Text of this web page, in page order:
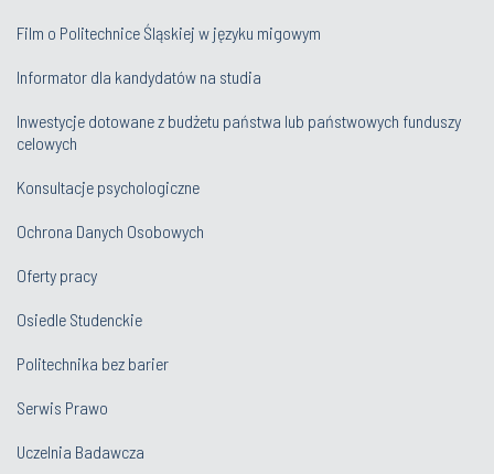
Film o Politechnice Śląskiej w języku migowym
Informator dla kandydatów na studia
Inwestycje dotowane z budżetu państwa lub państwowych funduszy
celowych
Konsultacje psychologiczne
Ochrona Danych Osobowych
Oferty pracy
Osiedle Studenckie
Politechnika bez barier
Serwis Prawo
Uczelnia Badawcza